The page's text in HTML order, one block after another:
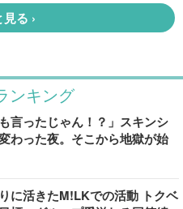
ンキング
言ったじゃん！？」スキンシ
わった夜。そこから地獄が始
に活きたM!LKでの活動 トクベ